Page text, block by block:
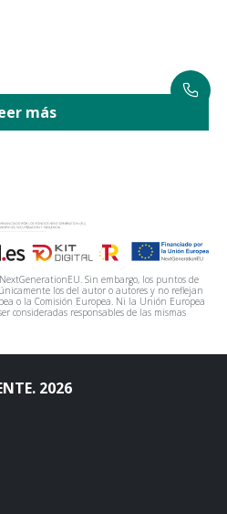
más
Sin embargo, los puntos de
los del autor o autores y no reflejan
o la Comisión Europea. Ni la Unión Europea
consideradas responsables de las mismas
2026